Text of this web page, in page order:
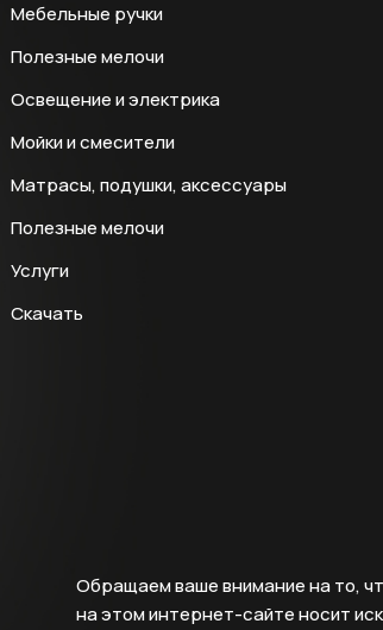
Мебельные ручки
Полезные мелочи
Освещение и электрика
Мойки и смесители
Матрасы, подушки, аксессуары
Полезные мелочи
Услуги
Скачать
Обращаем ваше внимание на то,
на этом интернет-сайте носит